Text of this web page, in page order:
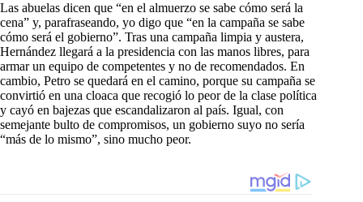
Las abuelas dicen que “en el almuerzo se sabe cómo será la
cena” y, parafraseando, yo digo que “en la campaña se sabe
cómo será el gobierno”. Tras una campaña limpia y austera,
Hernández llegará a la presidencia con las manos libres, para
armar un equipo de competentes y no de recomendados. En
cambio, Petro se quedará en el camino, porque su campaña se
convirtió en una cloaca que recogió lo peor de la clase política
y cayó en bajezas que escandalizaron al país. Igual, con
semejante bulto de compromisos, un gobierno suyo no sería
“más de lo mismo”, sino mucho peor.